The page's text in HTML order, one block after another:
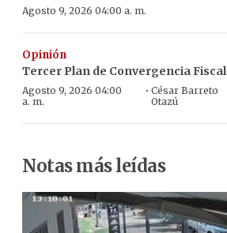
Agosto 9, 2026 04:00 a. m.
Opinión
Tercer Plan de Convergencia Fiscal
Agosto 9, 2026 04:00
a. m.
·César Barreto
Otazú
Notas más leídas